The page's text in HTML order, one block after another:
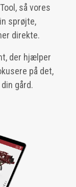
så vores
sprøjte,
direkte.
der hjælper
på det,
gård.